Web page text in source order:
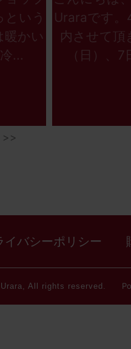
いう
暖かい
...
Uraraです。
内させて頂
（日）、
>>
イバシーポリシー
All rights reserved.